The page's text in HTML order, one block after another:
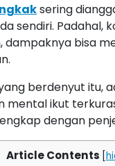
sering
sendiri. Padahal,
dampaknya bisa
berdenyut itu,
mental ikut
dengan
Article Contents [